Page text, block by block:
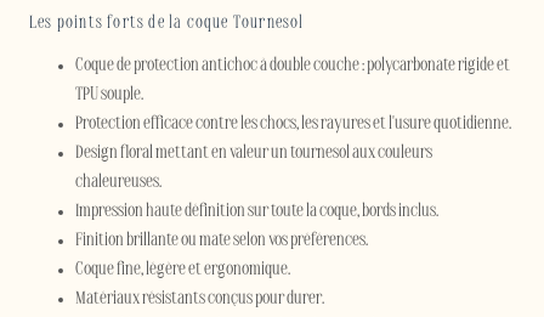
Les points forts de la coque Tournesol
Coque de protection antichoc à double couche : polycarbonate rigide et
TPU souple.
Protection efficace contre les chocs, les rayures et l'usure quotidienne.
Design floral mettant en valeur un tournesol aux couleurs
chaleureuses.
Impression haute définition sur toute la coque, bords inclus.
Finition brillante ou mate selon vos préférences.
Coque fine, légère et ergonomique.
Matériaux résistants conçus pour durer.